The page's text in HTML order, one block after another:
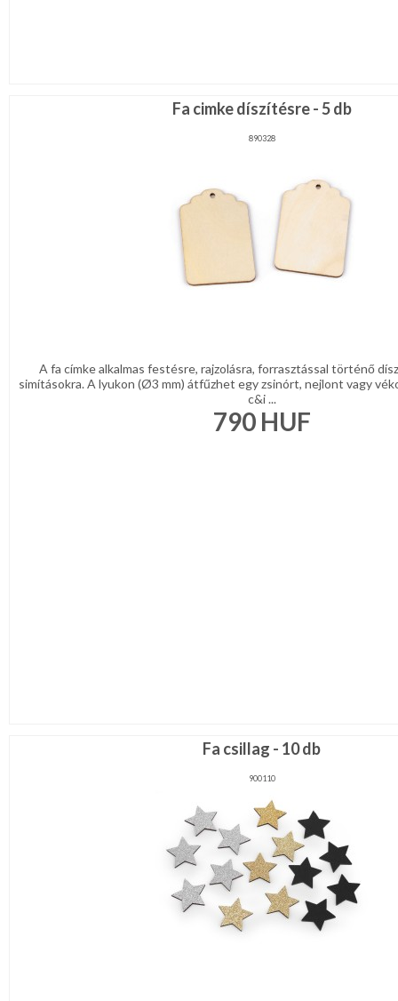
Fa cimke díszítésre - 5 db
890328
A fa címke alkalmas festésre, rajzolásra, forrasztással történő
simításokra. A lyukon (Ø3 mm) átfűzhet egy zsinórt, nejlont vagy
c&i ...
790HUF
Fa csillag - 10 db
900110